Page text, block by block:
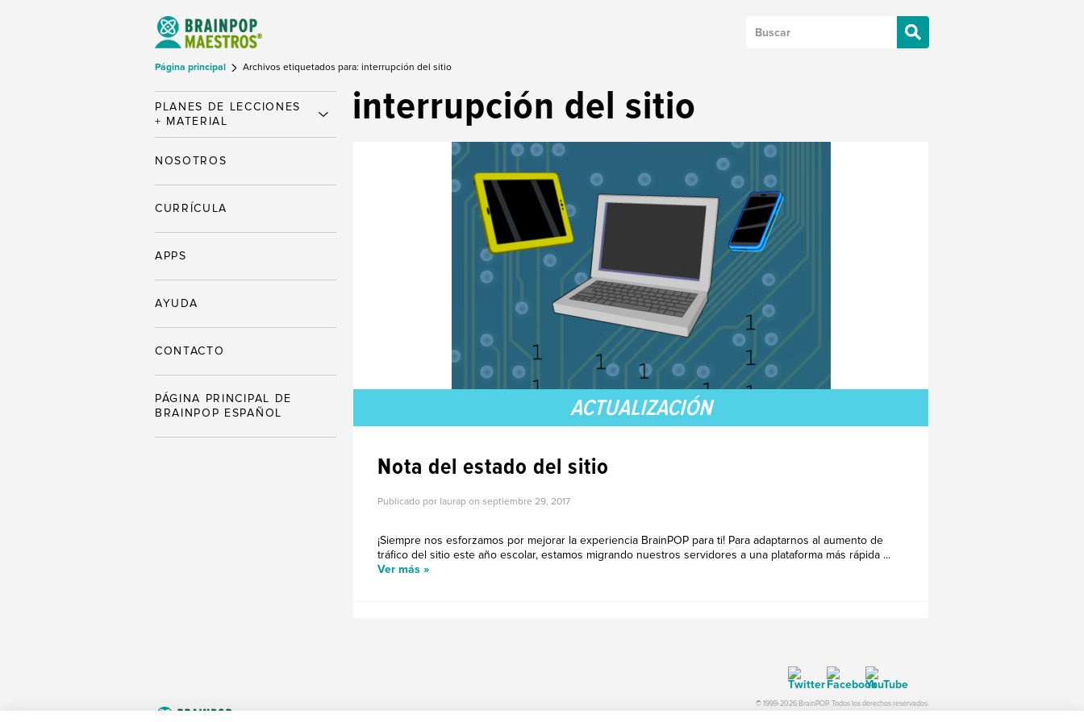
Página principal Archivos etiquetados para: interrupción del sitio
interrupción del sitio
ACTUALIZACIÓN
Nota del estado del sitio
Publicado por laurap on septiembre 29, 2017
¡Siempre nos esforzamos por mejorar la experiencia BrainPOP para ti! Para adaptarnos al aumento de
tráfico del sitio este año escolar, estamos migrando nuestros servidores a una plataforma más rápida ...
Ver más »
PLANES DE LECCIONES
+ MATERIAL
NOSOTROS
CURRÍCULA
APPS
AYUDA
CONTACTO
PÁGINA PRINCIPAL DE
BRAINPOP ESPAÑOL
© 1999-2026 BrainPOP. Todos los derechos reservados.